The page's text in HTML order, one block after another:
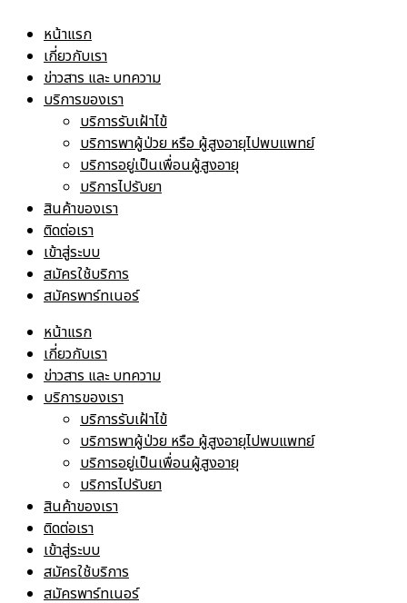
หน้าแรก
เกี่ยวกับเรา
ข่าวสาร และ บทความ
บริการของเรา
บริการรับเฝ้าไข้
บริการพาผู้ป่วย หรือ ผู้สูงอายุไปพบแพทย์
บริการอยู่เป็นเพื่อนผู้สูงอายุ
บริการไปรับยา
สินค้าของเรา
ติดต่อเรา
เข้าสู่ระบบ
สมัครใช้บริการ
สมัครพาร์ทเนอร์
หน้าแรก
เกี่ยวกับเรา
ข่าวสาร และ บทความ
บริการของเรา
บริการรับเฝ้าไข้
บริการพาผู้ป่วย หรือ ผู้สูงอายุไปพบแพทย์
บริการอยู่เป็นเพื่อนผู้สูงอายุ
บริการไปรับยา
สินค้าของเรา
ติดต่อเรา
เข้าสู่ระบบ
สมัครใช้บริการ
สมัครพาร์ทเนอร์